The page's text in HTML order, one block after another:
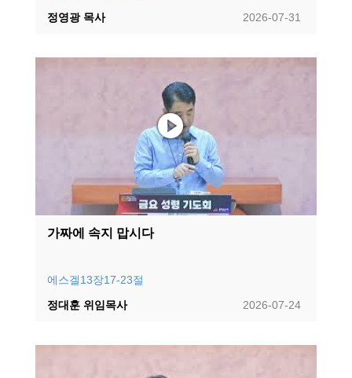
2026-07-31
정영광 목사
가짜에 속지 맙시다
에스겔13장17-23절
2026-07-24
정대훈 위임목사